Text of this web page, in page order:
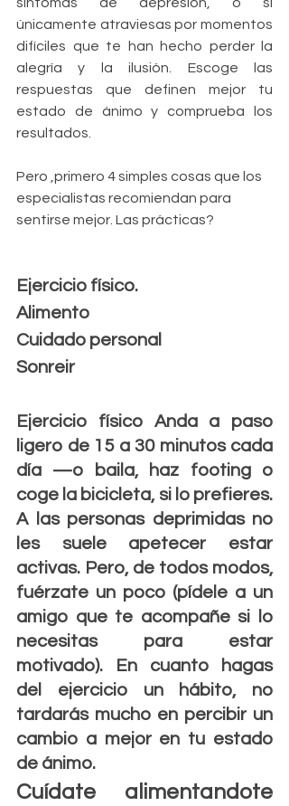
únicamente atraviesas por momentos
difíciles que te han hecho perder la
alegría y la ilusión. Escoge las
respuestas que definen mejor tu
estado de ánimo y comprueba los
resultados.
Pero ,primero 4 simples cosas que los
especialistas recomiendan para
sentirse mejor. Las prácticas?
Ejercicio físico.
Alimento
Cuidado personal
Sonreir
Ejercicio físico Anda a paso
ligero de 15 a 30 minutos cada
día —o baila, haz footing o
coge la bicicleta, si lo prefieres.
A las personas deprimidas no
les suele apetecer estar
activas. Pero, de todos modos,
fuérzate un poco (pídele a un
amigo que te acompañe si lo
necesitas para estar
motivado). En cuanto hagas
del ejercicio un hábito, no
tardarás mucho en percibir un
cambio a mejor en tu estado
de ánimo.
Cuídate alimentandote